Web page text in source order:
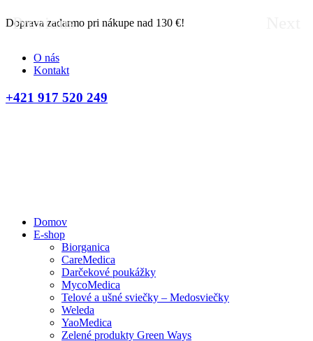
Doprava zadarmo pri nákupe nad 130 €!
Previous
O nás
Kontakt
+421 917 520 249
Domov
E-shop
Biorganica
CareMedica
Darčekové poukážky
MycoMedica
Telové a ušné sviečky – Medosviečky
Weleda
YaoMedica
Zelené produkty Green Ways